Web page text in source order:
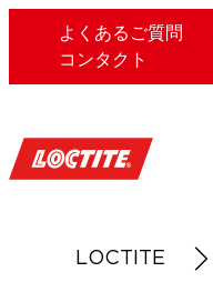
よくあるご質問
コンタクト
LOCTITE